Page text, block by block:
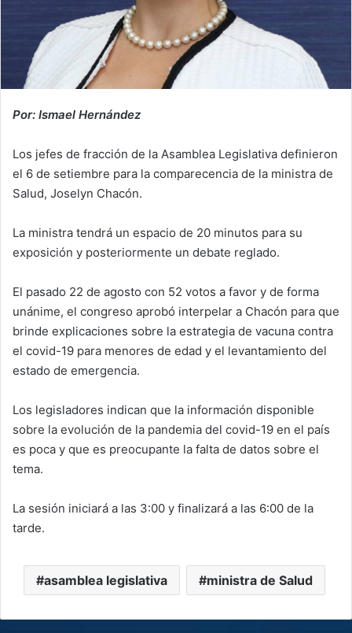
Por: Ismael Hernández
Los jefes de fracción de la Asamblea Legislativa definieron
el 6 de setiembre para la comparecencia de la ministra de
Salud, Joselyn Chacón.
La ministra tendrá un espacio de 20 minutos para su
exposición y posteriormente un debate reglado.
El pasado 22 de agosto con 52 votos a favor y de forma
unánime, el congreso aprobó interpelar a Chacón para que
brinde explicaciones sobre la estrategia de vacuna contra
el covid-19 para menores de edad y el levantamiento del
estado de emergencia.
Los legisladores indican que la información disponible
sobre la evolución de la pandemia del covid-19 en el país
es poca y que es preocupante la falta de datos sobre el
tema.
La sesión iniciará a las 3:00 y finalizará a las 6:00 de la
tarde.
asamblea legislativa ministra de Salud